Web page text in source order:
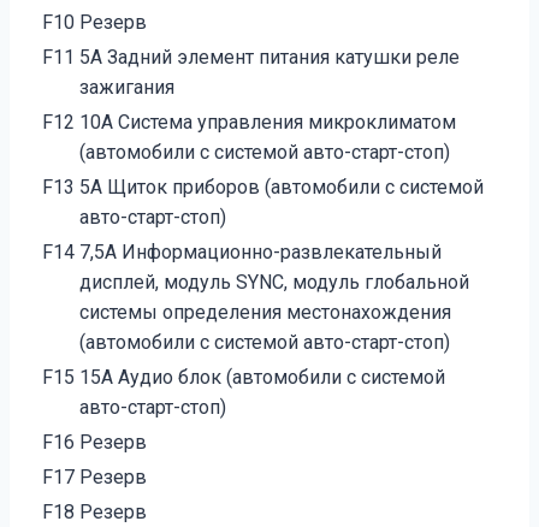
F10 Резерв
F11 5А Задний элемент питания катушки реле
зажигания
F12 10А Система управления микроклиматом
(автомобили с системой авто-старт-стоп)
F13 5А Щиток приборов (автомобили с системой
авто-старт-стоп)
F14 7,5А Информационно-развлекательный
дисплей, модуль SYNC, модуль глобальной
системы определения местонахождения
(автомобили с системой авто-старт-стоп)
F15 15А Аудио блок (автомобили с системой
авто-старт-стоп)
F16 Резерв
F17 Резерв
F18 Резерв